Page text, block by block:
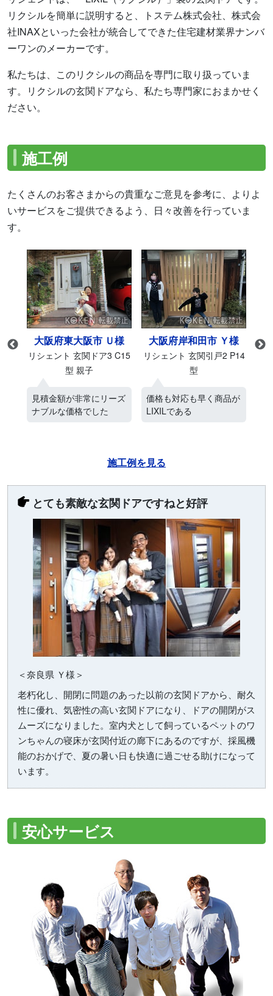
リクシルを簡単に説明すると、トステム株式会社、株式会
社INAXといった会社が統合してできた住宅建材業界ナンバ
ーワンのメーカーです。
私たちは、このリクシルの商品を専門に取り扱っていま
す。リクシルの玄関ドアなら、私たち専門家におまかせく
ださい。
施工例
たくさんのお客さまからの貴重なご意見を参考に、よりよ
いサービスをご提供できるよう、日々改善を行っていま
す。
大阪市 Ｕ様
玄関ドア3 C15
非常にリーズ
格でした
大阪府岸和田市 Ｙ様
リシェント 玄関引戸2 P14
価格も対応も早く商品が
LIXILである
兵庫県相生市
リシェント 玄関引
ネットでの豊富な
施工例を見る
とても素敵な玄関ドアですねと好評
＜奈良県 Ｙ様＞
老朽化し、開閉に問題のあった以前の玄関ドアから、耐久
性に優れ、気密性の高い玄関ドアになり、ドアの開閉がス
ムーズになりました。室内犬として飼っているペットのワ
ンちゃんの寝床が玄関付近の廊下にあるのですが、採風機
能のおかげで、夏の暑い日も快適に過ごせる助けになって
います。
安心サービス